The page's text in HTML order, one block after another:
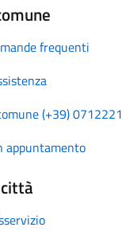
frequenti
(+39) 0712221
appuntamento